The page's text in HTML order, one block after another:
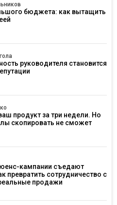
бюджета: как вытащить
руководителя становится
продукт за три недели. Но
скопировать не сможет
кампании съедают
превратить сотрудничество с
продажи